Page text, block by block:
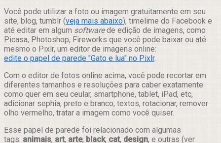
Você pode utilizar a foto ou imagem gratuitamente em seu
site, blog, tumblr (veja mais abaixo), timelime do Facebook e
até editar em algum softwarede edição de imagens, como
Picasa, Photoshop, Fireworks que você pode baixar ou até
mesmo o Pixlr, um editor de imagens online:
edite o papel de parede "Gato e lua" no Pixlr.
Com o editor de fotos online acima, você pode recortar em
diferentes tamanhos e resoluções para caber exatamente
como quer em seu ceular, smartphone, tablet, iPad, etc,
adicionar sephia, preto e branco, textos, rotacionar, remover
olho vermelho, tratar a imagem como você quiser.
Esse papel de parede foi relacionado com algumas
tags: animais, art, arte, black, cat, design, e outras (ver